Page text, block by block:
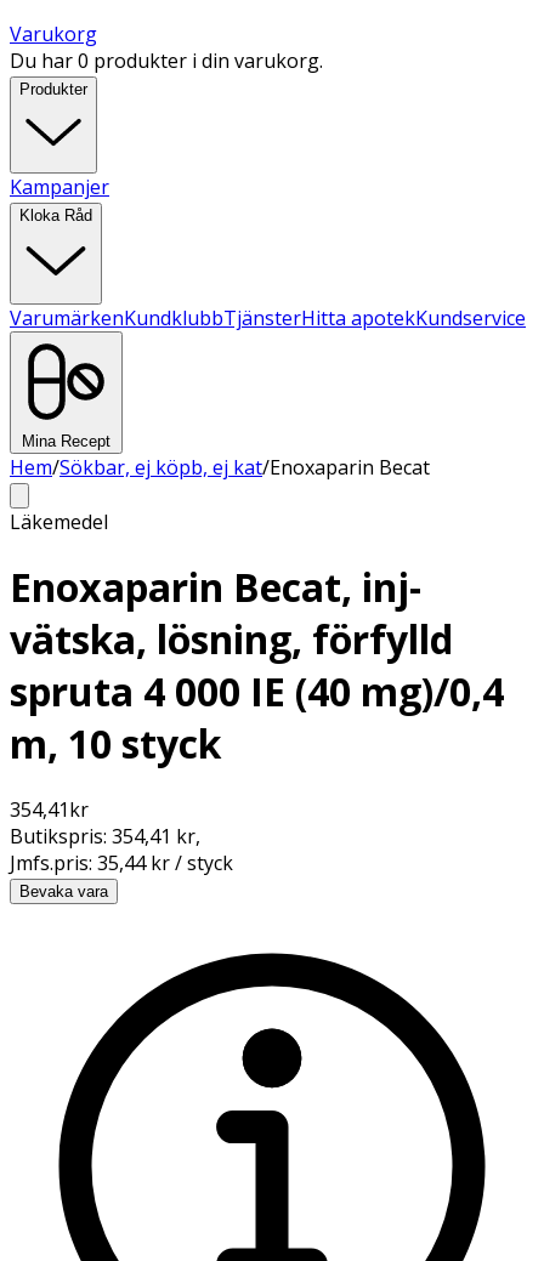
Varukorg
Du har 0 produkter i din varukorg.
Produkter
Kampanjer
Kloka Råd
VarumärkenKundklubbTjänsterHitta apotekKundservice
Mina Recept
Hem/Sökbar, ej köpb, ej kat/Enoxaparin Becat
Läkemedel
Enoxaparin Becat, inj-
vätska, lösning, förfylld
spruta 4 000 IE (40 mg)/0,4
m, 10 styck
354,41kr
Butikspris: 354,41 kr,
Jmfs.pris: 35,44 kr / styck
Bevaka vara